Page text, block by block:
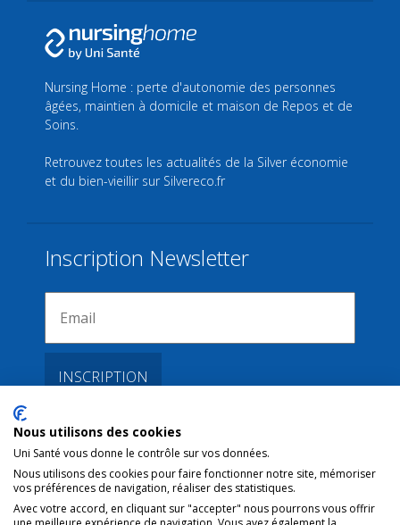
Nous utilisons des cookies
Uni Santé vous donne le contrôle sur vos données.
Nous utilisons des cookies pour faire fonctionner notre site, mémoriser
vos préférences de navigation, réaliser des statistiques.
Avec votre accord, en cliquant sur "accepter" nous pourrons vous offrir
Nursing Home : perte d'autonomie des personnes
âgées, maintien à domicile et maison de Repos et de
Soins.
Retrouvez toutes les actualités de la Silver économie
et du bien-vieillir sur Silvereco.fr
Inscription Newsletter
Liens
Conditions d’utilisation